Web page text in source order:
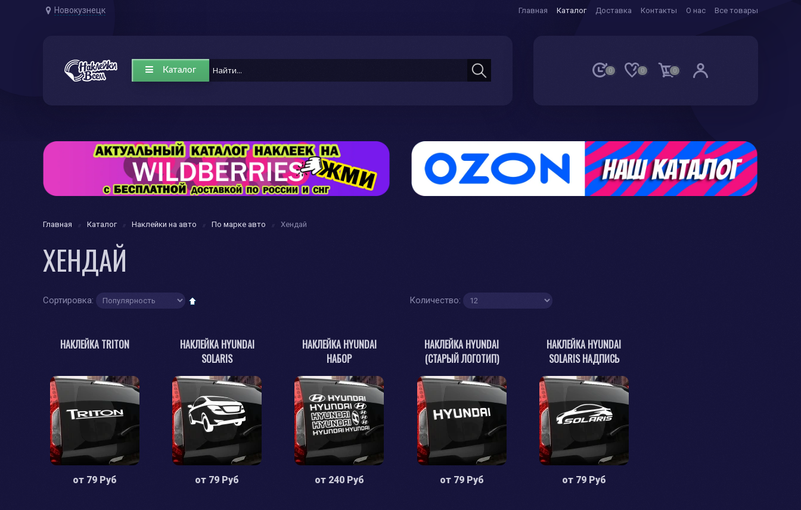
Новокузнецк Главная Каталог Доставка Контакты О нас Все товары
Каталог 0 0 0
Главная Каталог Наклейки на авто По марке авто Хендай
ХЕНДАЙ
Сортировка: Количество:
НАКЛЕЙКА TRITON
от 79 Руб
НАКЛЕЙКА HYUNDAI
SOLARIS
от 79 Руб
НАКЛЕЙКА HYUNDAI
НАБОР
от 240 Руб
НАКЛЕЙКА HYUNDAI
(СТАРЫЙ ЛОГОТИП)
от 79 Руб
НАКЛЕЙКА HYUNDAI
SOLARIS НАДПИСЬ
от 79 Руб